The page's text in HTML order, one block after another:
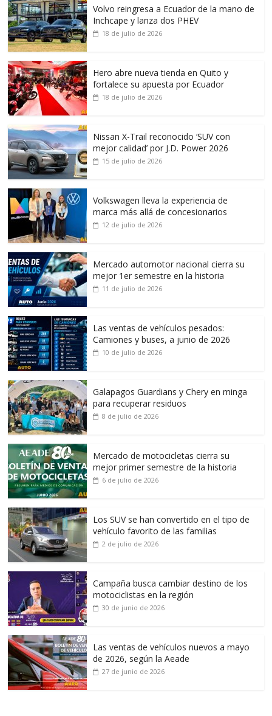
Volvo reingresa a Ecuador de la mano de
Inchcape y lanza dos PHEV
18 de julio de 2026
Hero abre nueva tienda en Quito y
fortalece su apuesta por Ecuador
18 de julio de 2026
Nissan X-Trail reconocido ‘SUV con
mejor calidad’ por J.D. Power 2026
15 de julio de 2026
Volkswagen lleva la experiencia de
marca más allá de concesionarios
12 de julio de 2026
Mercado automotor nacional cierra su
mejor 1er semestre en la historia
11 de julio de 2026
Las ventas de vehículos pesados:
Camiones y buses, a junio de 2026
10 de julio de 2026
Galapagos Guardians y Chery en minga
para recuperar residuos
8 de julio de 2026
Mercado de motocicletas cierra su
mejor primer semestre de la historia
6 de julio de 2026
Los SUV se han convertido en el tipo de
vehículo favorito de las familias
2 de julio de 2026
Campaña busca cambiar destino de los
motociclistas en la región
30 de junio de 2026
Las ventas de vehículos nuevos a mayo
de 2026, según la Aeade
27 de junio de 2026